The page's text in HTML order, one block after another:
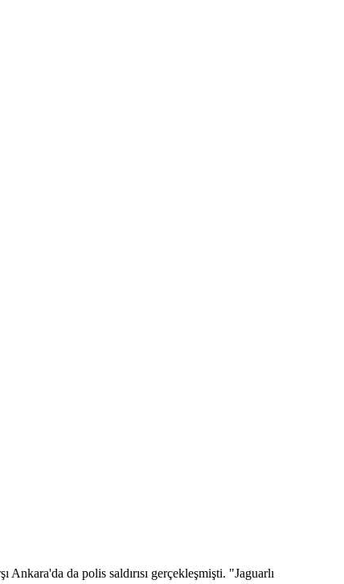
da polis saldırısı gerçekleşmişti. "Jaguarlı